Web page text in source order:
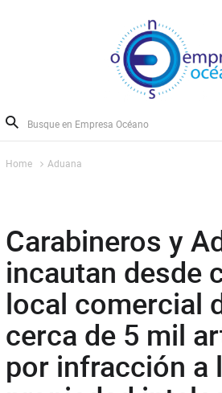
Home Aduana
Carabineros y
incautan desde
local comercial
cerca de 5 mil
por infracción a